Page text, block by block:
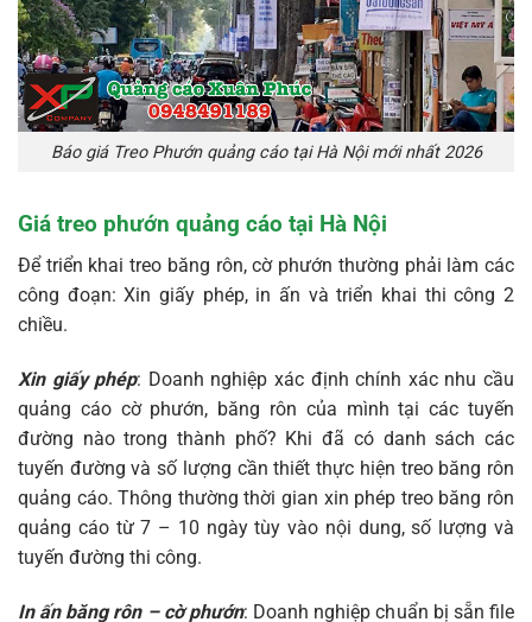
Báo giá Treo Phướn quảng cáo tại Hà Nội mới nhất 2026
Giá treo phướn quảng cáo tại Hà Nội
Để triển khai treo băng rôn, cờ phướn thường phải làm các
công đoạn: Xin giấy phép, in ấn và triển khai thi công 2
chiều.
Xin giấy phép: Doanh nghiệp xác định chính xác nhu cầu
quảng cáo cờ phướn, băng rôn của mình tại các tuyến
đường nào trong thành phố? Khi đã có danh sách các
tuyến đường và số lượng cần thiết thực hiện treo băng rôn
quảng cáo. Thông thường thời gian xin phép treo băng rôn
quảng cáo từ 7 – 10 ngày tùy vào nội dung, số lượng và
tuyến đường thi công.
In ấn băng rôn – cờ phướn: Doanh nghiệp chuẩn bị sẵn file